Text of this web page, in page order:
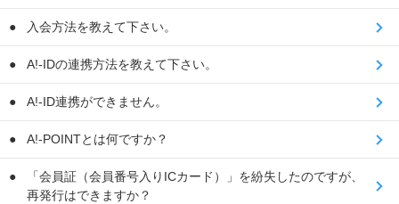
入会方法を教えて下さい。
A!-IDの連携方法を教えて下さい。
A!-ID連携ができません。
A!-POINTとは何ですか？
「会員証（会員番号入りICカード）」を紛失したのですが、
再発行はできますか？